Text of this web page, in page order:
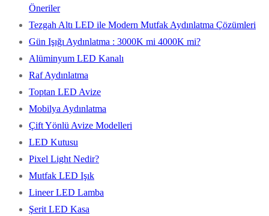
Öneriler
Tezgah Altı LED ile Modern Mutfak Aydınlatma Çözümleri
Gün Işığı Aydınlatma : 3000K mi 4000K mi?
Alüminyum LED Kanalı
Raf Aydınlatma
Toptan LED Avize
Mobilya Aydınlatma
Çift Yönlü Avize Modelleri
LED Kutusu
Pixel Light Nedir?
Mutfak LED Işık
Lineer LED Lamba
Şerit LED Kasa